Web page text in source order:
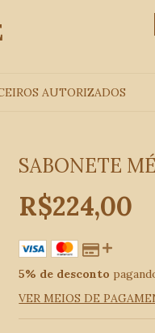
AUTORIZADOS
SABONETE
R$224,00
5% de desconto
VER MEIOS DE